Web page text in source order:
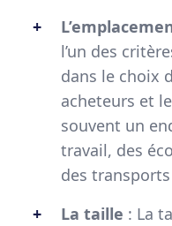
l’un des
dans le choix
acheteurs et
souvent un
travail, des
des
La taille : La